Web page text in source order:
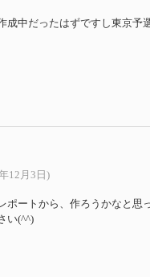
成中だったはずですし東京予
12月3日)
ポートから、作ろうかなと思
い(^^)